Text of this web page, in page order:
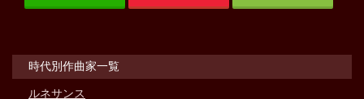
時代別作曲家一覧
ルネサンス